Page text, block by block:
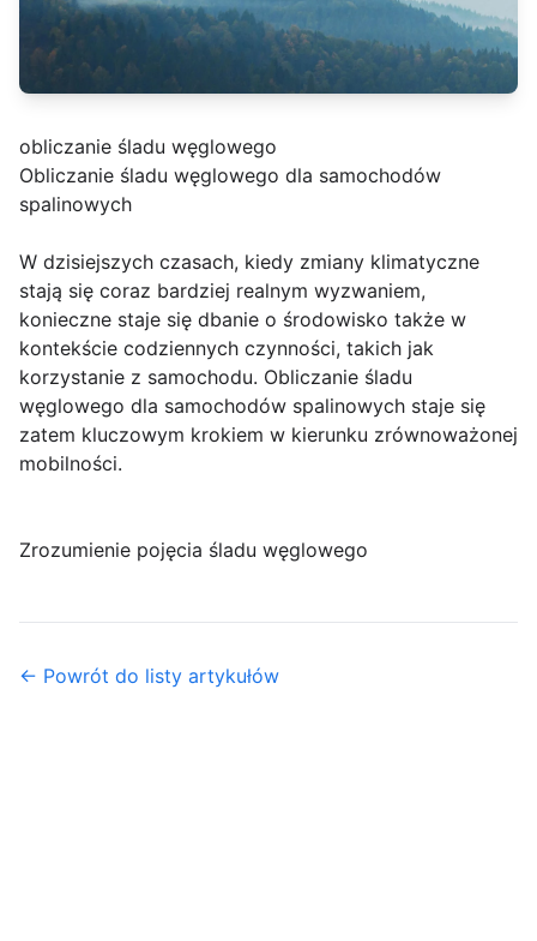
obliczanie śladu węglowego
Obliczanie śladu węglowego dla samochodów
spalinowych
W dzisiejszych czasach, kiedy zmiany klimatyczne
stają się coraz bardziej realnym wyzwaniem,
konieczne staje się dbanie o środowisko także w
kontekście codziennych czynności, takich jak
korzystanie z samochodu. Obliczanie śladu
węglowego dla samochodów spalinowych staje się
zatem kluczowym krokiem w kierunku zrównoważonej
mobilności.
Zrozumienie pojęcia śladu węglowego
← Powrót do listy artykułów